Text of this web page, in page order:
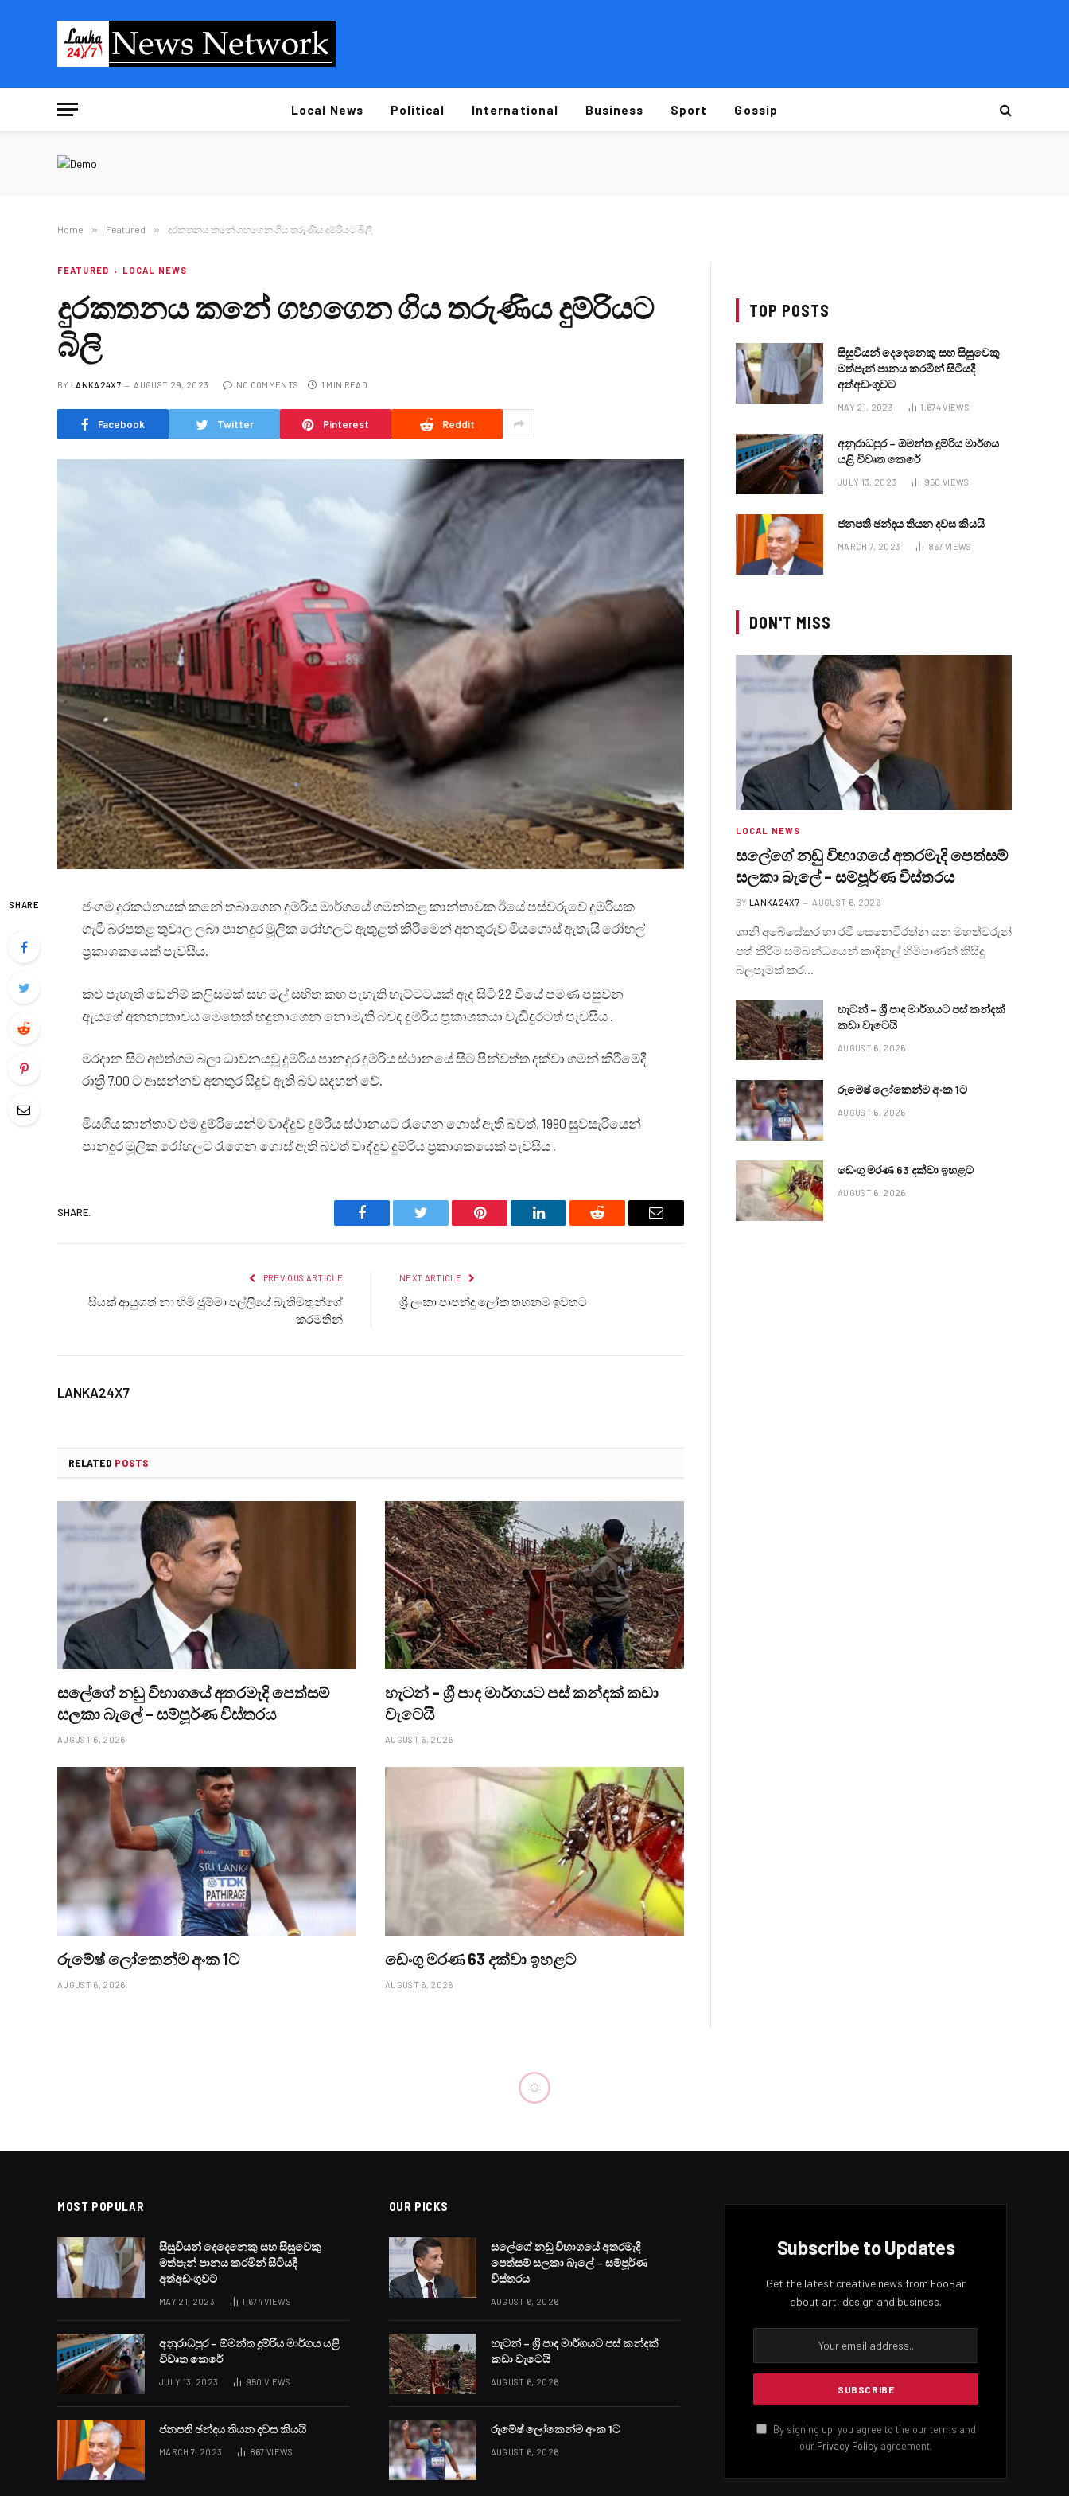
Local News Political International Business Sport Gossip
Home » Featured » දුරකතනය කනේ ගහගෙන ගිය තරුණිය දුම්රියට බිලි
FEATURED LOCAL NEWS
දුරකතනය කනේ ගහගෙන ගිය තරුණිය දුම්රියට
බිලි
BY LANKA24X7 AUGUST 29, 2023 NO COMMENTS 1 MIN READ
Facebook Twitter Pinterest Reddit
SHARE
ජංගම දුරකථනයක් කනේ තබාගෙන දුම්රිය මාර්ගයේ ගමන්කළ කාන්තාවක ඊයේ පස්වරුවේ දුම්රියක
ගැටී බරපතළ තුවාල ලබා පානදුර මූලික රෝහලට ඇතුළත් කිරීමෙන් අනතුරුව මියගොස් ඇතැයි රෝහල්
ප්‍රකාශකයෙක් පැවසීය.
කළු පැහැති ඩෙනිම් කලිසමක් සහ මල් සහිත කහ පැහැති හැට්ටටයක් ඇද සිටි 22 වියේ පමණ පසුවන
ඇයගේ අනන්‍යතාවය මෙතෙක් හදුනාගෙන නොමැති බවද දුම්රිය ප්‍රකාශකයා වැඩිදුරටත් පැවසීය .
මරදාන සිට අළුත්ගම බලා ධාවනයවූ දුම්රිය පානදුර දුම්රිය ස්ථානයේ සිට පින්වත්ත දක්වා ගමන් කිරීමේදී
රාත්‍රි 7.00 ට ආසන්නව අනතුර සිදුව ඇති බව සදහන් වේ.
මියගිය කාන්තාව එම දුම්රියෙන්ම වාද්දුව දුම්රිය ස්ථානයට රැගෙන ගොස් ඇති බවත්, 1990 සුවසැරියෙන්
පානදුර මූලික රෝහලට රැගෙන ගොස් ඇති බවත් වාද්දුව දුම්රිය ප්‍රකාශකයෙක් පැවසීය .
SHARE.
Facebook Twitter Pinterest LinkedIn Reddit Email
PREVIOUS ARTICLE
සියක් ආයුගත් නා හිමි ජුම්මා පල්ලියේ බැතිමතුන්ගේ
කරමතින්
NEXT ARTICLE
ශ්‍රී ලංකා පාපන්දු ලෝක තහනම ඉවතට
LANKA24X7
RELATED POSTS
සලේගේ නඩු විභාගයේ අතරමැදි පෙත්සම්
සලකා බැලේ – සම්පූර්ණ විස්තරය
AUGUST 6, 2026
හැටන් – ශ්‍රී පාද මාර්ගයට පස් කන්දක් කඩා
වැටෙයි
AUGUST 6, 2026
රුමේෂ් ලෝකෙන්ම අංක 1ට
AUGUST 6, 2026
ඩෙංගු මරණ 63 දක්වා ඉහළට
AUGUST 6, 2026
TOP POSTS
සිසුවියන් දෙදෙනෙකු සහ සිසුවෙකු
මත්පැන් පානය කරමින් සිටියදී
අත්අඩංගුවට
MAY 21, 2023 1,674VIEWS
අනුරාධපුර – ඕමන්ත දුම්රිය මාර්ගය
යළි විවෘත කෙරේ
JULY 13, 2023 950 VIEWS
ජනපති ඡන්දය තියන දවස කියයි
MARCH 7, 2023 867 VIEWS
DON'T MISS
LOCAL NEWS
සලේගේ නඩු විභාගයේ අතරමැදි පෙත්සම්
සලකා බැලේ – සම්පූර්ණ විස්තරය
BY LANKA24X7 AUGUST 6, 2026
ශානි අබේසේකර හා රවී සෙනෙවිරත්න යන මහත්වරුන්
පත් කිරීම සම්බන්ධයෙන් කාදිනල් හිමිපාණන් කිසිදු
බලපෑමක් කර…
හැටන් – ශ්‍රී පාද මාර්ගයට පස් කන්දක්
කඩා වැටෙයි
AUGUST 6, 2026
රුමේෂ් ලෝකෙන්ම අංක 1ට
AUGUST 6, 2026
ඩෙංගු මරණ 63 දක්වා ඉහළට
AUGUST 6, 2026
MOST POPULAR
සිසුවියන් දෙදෙනෙකු සහ සිසුවෙකු
මත්පැන් පානය කරමින් සිටියදී
අත්අඩංගුවට
MAY 21, 2023 1,674VIEWS
අනුරාධපුර – ඕමන්ත දුම්රිය මාර්ගය යළි
විවෘත කෙරේ
JULY 13, 2023 950 VIEWS
ජනපති ඡන්දය තියන දවස කියයි
MARCH 7, 2023 867 VIEWS
OUR PICKS
සලේගේ නඩු විභාගයේ අතරමැදි
පෙත්සම් සලකා බැලේ – සම්පූර්ණ
විස්තරය
AUGUST 6, 2026
හැටන් – ශ්‍රී පාද මාර්ගයට පස් කන්දක්
කඩා වැටෙයි
AUGUST 6, 2026
රුමේෂ් ලෝකෙන්ම අංක 1ට
AUGUST 6, 2026
Subscribe to Updates
Get the latest creative news from FooBar
about art, design and business.
By signing up, you agree to the our terms and
our Privacy Policy agreement.